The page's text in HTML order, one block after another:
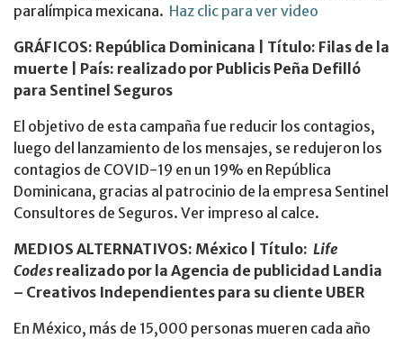
paralímpica mexicana. Haz clic para ver video
GRÁFICOS: República Dominicana | Título: Filas de la
muerte | País: realizado por Publicis Peña Defilló
para Sentinel Seguros
El objetivo de esta campaña fue reducir los contagios,
luego del lanzamiento de los mensajes, se redujeron los
contagios de COVID-19 en un 19% en República
Dominicana, gracias al patrocinio de la empresa Sentinel
Consultores de Seguros. Ver impreso al calce.
MEDIOS ALTERNATIVOS: México | Título: Life
Codes realizado por la Agencia de publicidad Landia
– Creativos Independientes para su cliente UBER
En México, más de 15,000 personas mueren cada año